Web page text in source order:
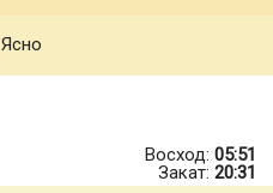
Ясно
Восход: 05:51
Закат: 20:31